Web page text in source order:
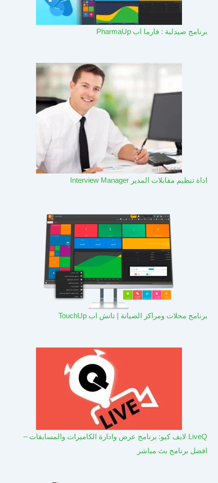
برنامج صيدلية : فارما اب PharmaUp​
اداة تنظيم مقابلات المدير Interview Manager
برنامج محلات ومراكز الصيانة | تاتش اب TouchUp
LiveQ لايف كيو: برنامج عرض وادارة الكاميرات والمسابقات –
افضل برنامج بث مباشر